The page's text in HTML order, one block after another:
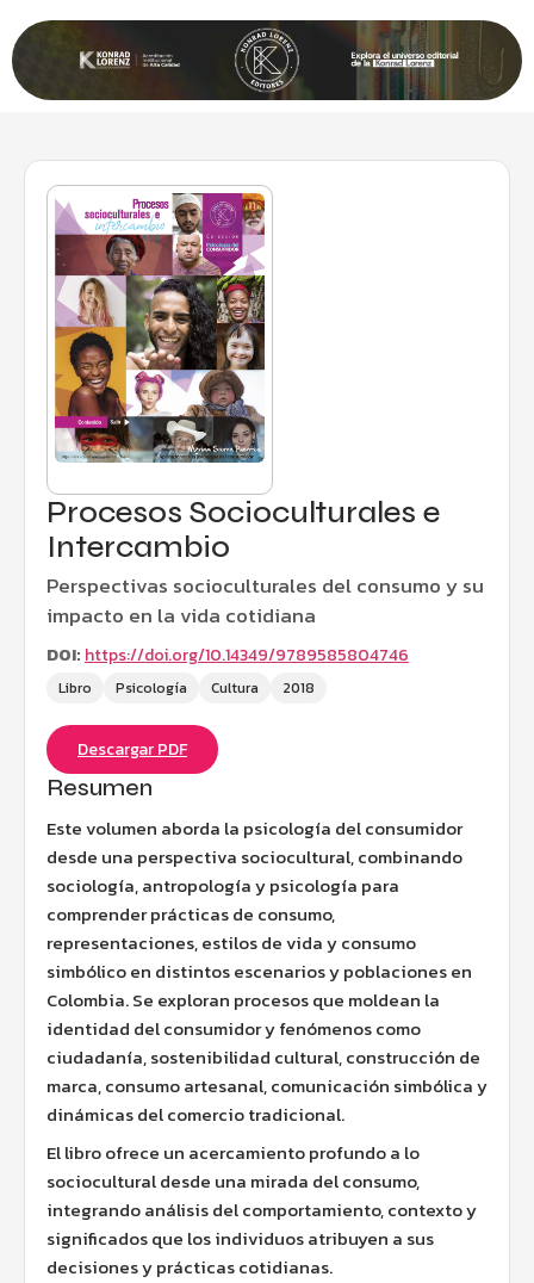
Procesos Socioculturales e
Intercambio
Perspectivas socioculturales del consumo y su
impacto en la vida cotidiana
DOI: https://doi.org/10.14349/9789585804746
Libro Psicología Cultura 2018
Descargar PDF
Resumen
Este volumen aborda la psicología del consumidor
desde una perspectiva sociocultural, combinando
sociología, antropología y psicología para
comprender prácticas de consumo,
representaciones, estilos de vida y consumo
simbólico en distintos escenarios y poblaciones en
Colombia. Se exploran procesos que moldean la
identidad del consumidor y fenómenos como
ciudadanía, sostenibilidad cultural, construcción de
marca, consumo artesanal, comunicación simbólica y
dinámicas del comercio tradicional.
El libro ofrece un acercamiento profundo a lo
sociocultural desde una mirada del consumo,
integrando análisis del comportamiento, contexto y
significados que los individuos atribuyen a sus
decisiones y prácticas cotidianas.